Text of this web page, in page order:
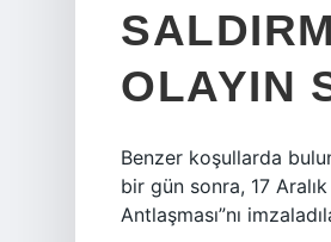
OLAYIN
Benzer koşullarda
bir gün sonra, 17
Antlaşması”nı